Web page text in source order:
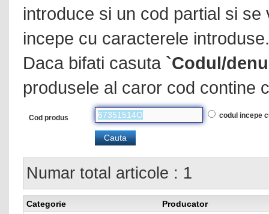
introduce si un cod partial si
incepe cu caracterele introduse.
Daca bifati casuta `Codul/
produsele al caror cod contine
Cod produs codul incepe
Numar total articole : 1
Categorie Producator